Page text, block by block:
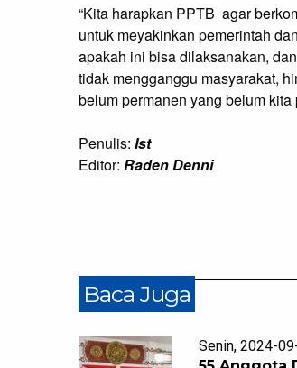
“Kita harapkan PPTB agar
untuk meyakinkan pemerintah
apakah ini bisa dilaksanakan,
tidak mengganggu masyarakat,
belum permanen yang belum
Penulis: Ist
Editor: Raden Denni
Baca Juga
Senin, 2024-